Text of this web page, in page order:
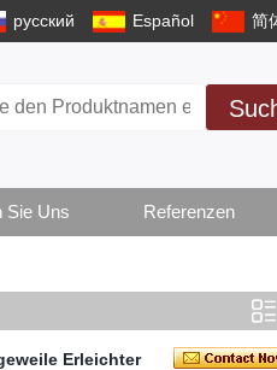
русский Español 简
Sie Uns Referenzen
Erleichter